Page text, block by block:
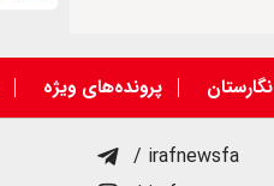
نگارستان پرونده‌های ویژه
/ irafnewsfa